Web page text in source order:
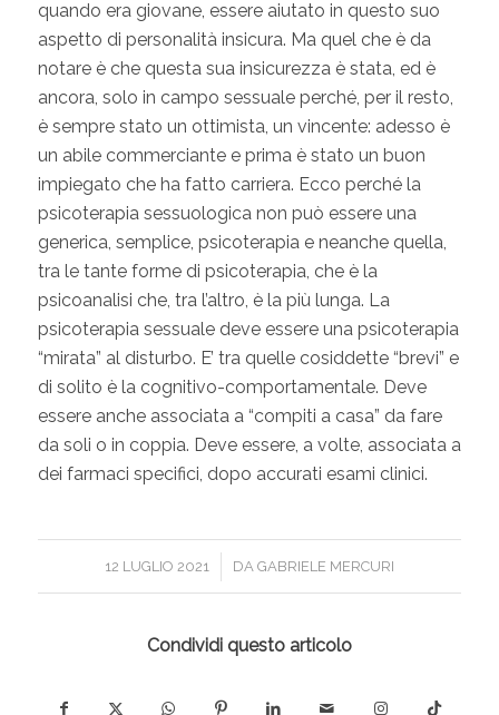
quando era giovane, essere aiutato in questo suo
aspetto di personalità insicura. Ma quel che è da
notare è che questa sua insicurezza è stata, ed è
ancora, solo in campo sessuale perché, per il resto,
è sempre stato un ottimista, un vincente: adesso è
un abile commerciante e prima è stato un buon
impiegato che ha fatto carriera. Ecco perché la
psicoterapia sessuologica non può essere una
generica, semplice, psicoterapia e neanche quella,
tra le tante forme di psicoterapia, che è la
psicoanalisi che, tra l’altro, è la più lunga. La
psicoterapia sessuale deve essere una psicoterapia
“mirata” al disturbo. E’ tra quelle cosiddette “brevi” e
di solito è la cognitivo-comportamentale. Deve
essere anche associata a “compiti a casa” da fare
da soli o in coppia. Deve essere, a volte, associata a
dei farmaci specifici, dopo accurati esami clinici.
12 LUGLIO 2021
/ DA GABRIELE MERCURI
Condividi questo articolo